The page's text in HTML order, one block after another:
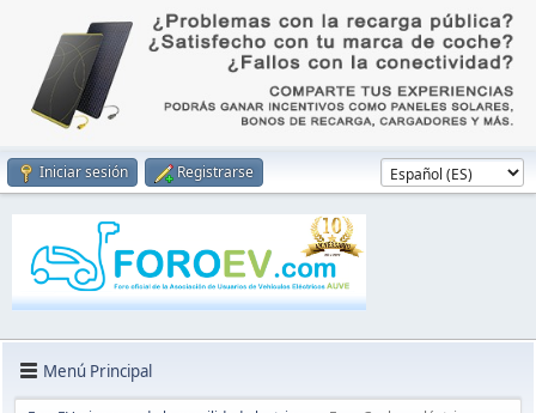
Iniciar sesión Registrarse
Menú Principal